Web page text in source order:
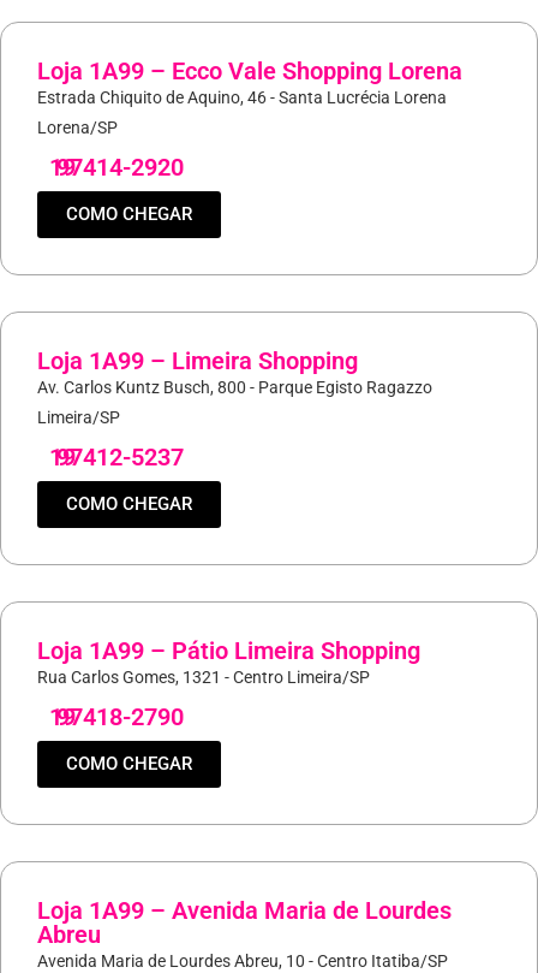
Loja 1A99 – Ecco Vale Shopping Lorena
Estrada Chiquito de Aquino, 46 - Santa Lucrécia Lorena
Lorena/SP
19
97414-2920
COMO CHEGAR
Loja 1A99 – Limeira Shopping
Av. Carlos Kuntz Busch, 800 - Parque Egisto Ragazzo
Limeira/SP
19
97412-5237
COMO CHEGAR
Loja 1A99 – Pátio Limeira Shopping
Rua Carlos Gomes, 1321 - Centro Limeira/SP
19
97418-2790
COMO CHEGAR
Loja 1A99 – Avenida Maria de Lourdes
Abreu
Avenida Maria de Lourdes Abreu, 10 - Centro Itatiba/SP